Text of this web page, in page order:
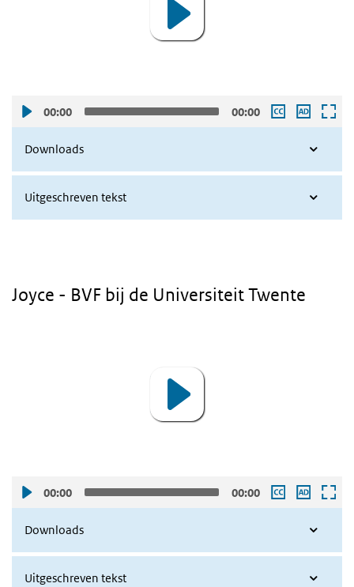
00:00 00:00
Downloads
Uitgeschreven tekst
Joyce - BVF bij de Universiteit Twente
00:00 00:00
Downloads
Uitgeschreven tekst